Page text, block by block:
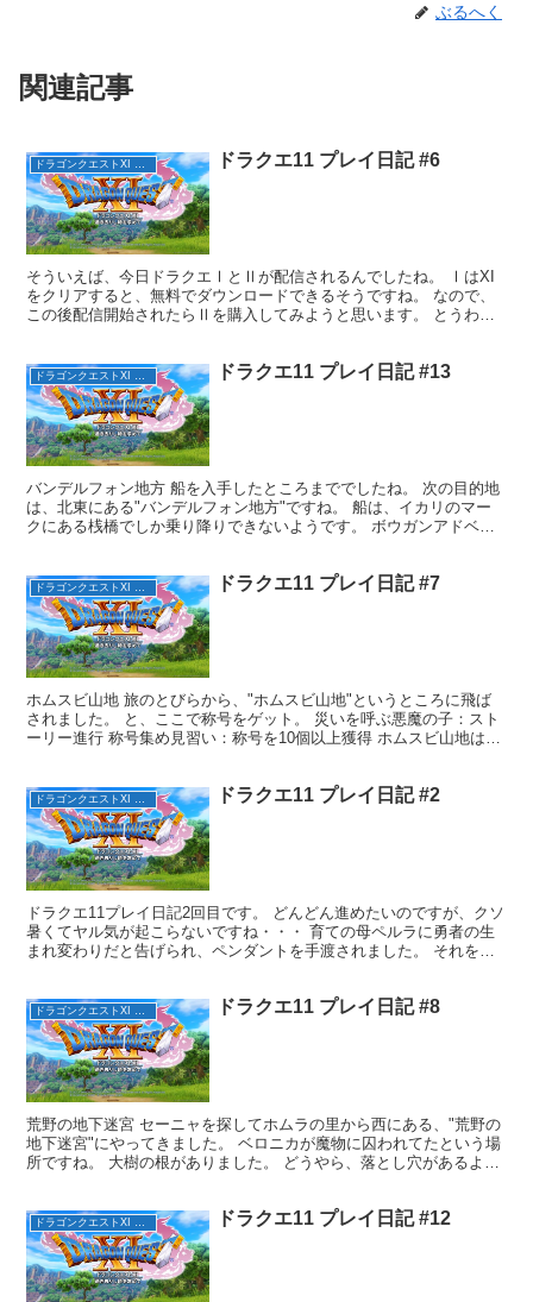
ぶるへく
関連記事
ドラクエ11 プレイ日記 #6
そういえば、今日ドラクエⅠとⅡが配信されるんでしたね。 ⅠはXI
をクリアすると、無料でダウンロードできるそうですね。 なので、
この後配信開始されたらⅡを購入してみようと思います。 とうわけ
ドラクエ11 プレイ日記 #13
バンデルフォン地方 船を入手したところまででしたね。 次の目的地
は、北東にある"バンデルフォン地方"ですね。 船は、イカリのマー
クにある桟橋でしか乗り降りできないようです。 ボウガンアドベン
ドラクエ11 プレイ日記 #7
ホムスビ山地 旅のとびらから、"ホムスビ山地"というところに飛ば
されました。 と、ここで称号をゲット。 災いを呼ぶ悪魔の子：スト
ーリー進行 称号集め見習い：称号を10個以上獲得 ホムスビ山地は、
ドラクエ11 プレイ日記 #2
ドラクエ11プレイ日記2回目です。 どんどん進めたいのですが、クソ
暑くてヤル気が起こらないですね・・・ 育ての母ペルラに勇者の生
まれ変わりだと告げられ、ペンダントを手渡されました。 それを持
ドラクエ11 プレイ日記 #8
荒野の地下迷宮 セーニャを探してホムラの里から西にある、"荒野の
地下迷宮"にやってきました。 ベロニカが魔物に囚われてたという場
所ですね。 大樹の根がありました。 どうやら、落とし穴があるよう
ドラゴンクエストXI 過ぎ去りし時を求めて ドラクエ11 プレイ日記 #12